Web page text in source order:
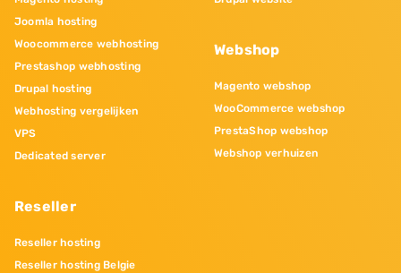
Joomla hosting
Woocommerce webhosting
Prestashop webhosting
Drupal hosting
Webhosting vergelijken
VPS
Dedicated server
Reseller
Reseller hosting
Reseller hosting Belgie
Webshop
Magento webshop
WooCommerce webshop
PrestaShop webshop
Webshop verhuizen